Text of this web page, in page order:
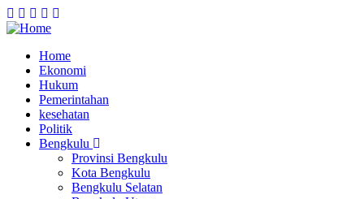
Main
navigation
Home
Ekonomi
Hukum
Pemerintahan
kesehatan
Politik
Bengkulu
Provinsi Bengkulu
Kota Bengkulu
Bengkulu Selatan